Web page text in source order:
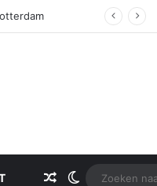
Gerelateerd artikel
Switch skin